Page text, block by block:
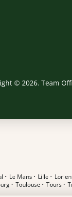
© 2026. Team
· Le Mans · Lille ·
· Toulouse · Tours ·